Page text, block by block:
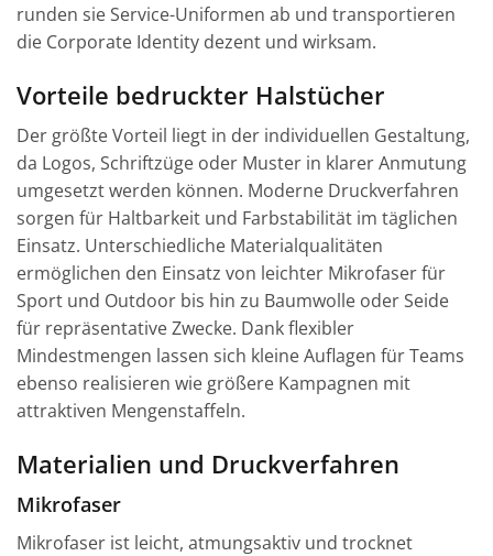
runden sie Service-Uniformen ab und transportieren
die Corporate Identity dezent und wirksam.
Vorteile bedruckter Halstücher
Der größte Vorteil liegt in der individuellen Gestaltung,
da Logos, Schriftzüge oder Muster in klarer Anmutung
umgesetzt werden können. Moderne Druckverfahren
sorgen für Haltbarkeit und Farbstabilität im täglichen
Einsatz. Unterschiedliche Materialqualitäten
ermöglichen den Einsatz von leichter Mikrofaser für
Sport und Outdoor bis hin zu Baumwolle oder Seide
für repräsentative Zwecke. Dank flexibler
Mindestmengen lassen sich kleine Auflagen für Teams
ebenso realisieren wie größere Kampagnen mit
attraktiven Mengenstaffeln.
Materialien und Druckverfahren
Mikrofaser
Mikrofaser ist leicht, atmungsaktiv und trocknet